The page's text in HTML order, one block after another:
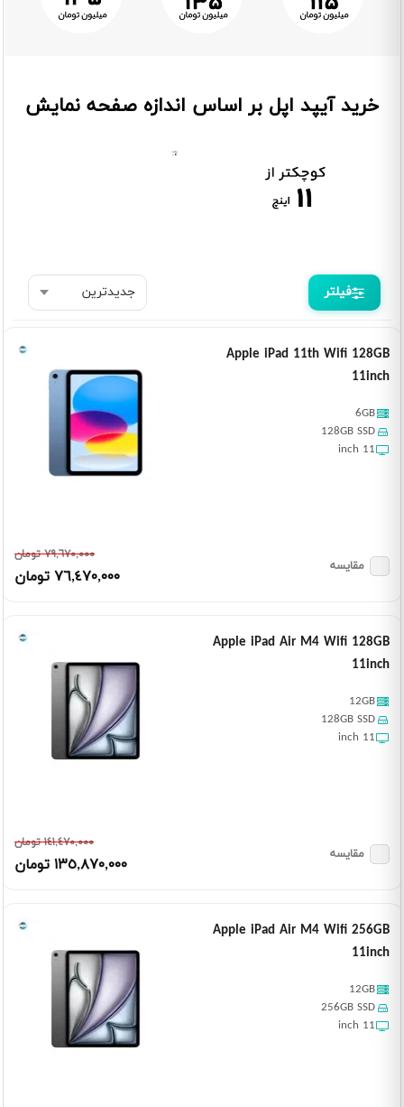
خرید آیپد اپل بر اساس اندازه صفحه نمایش
فیلتر
Apple iPad 11th Wifi 128GB
11inch
6GB
128GB SSD
11 inch
٧٩,٦٧٠,٠٠٠ تومان
٧٦,٤٧٠,٠٠٠ تومان
مقایسه
Apple iPad Air M4 Wifi 128GB
11inch
12GB
128GB SSD
11 inch
١٤١,٤٧٠,٠٠٠ تومان
١٣٥,٨٧٠,٠٠٠ تومان
مقایسه
Apple iPad Air M4 Wifi 256GB
11inch
12GB
256GB SSD
11 inch